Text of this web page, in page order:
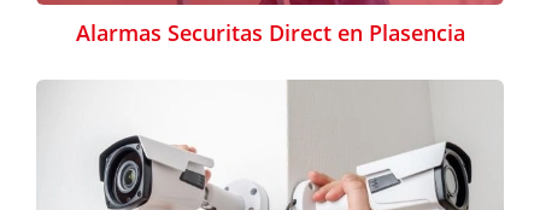
Alarmas Securitas Direct en Plasencia